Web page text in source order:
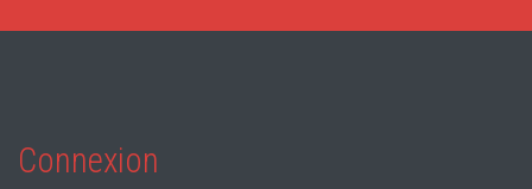
Connexion